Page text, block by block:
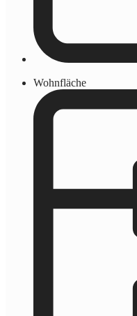
Wohnfläche